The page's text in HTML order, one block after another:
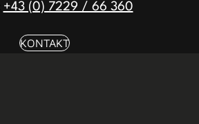
+43 (0) 7229 / 66 360
KONTAKT